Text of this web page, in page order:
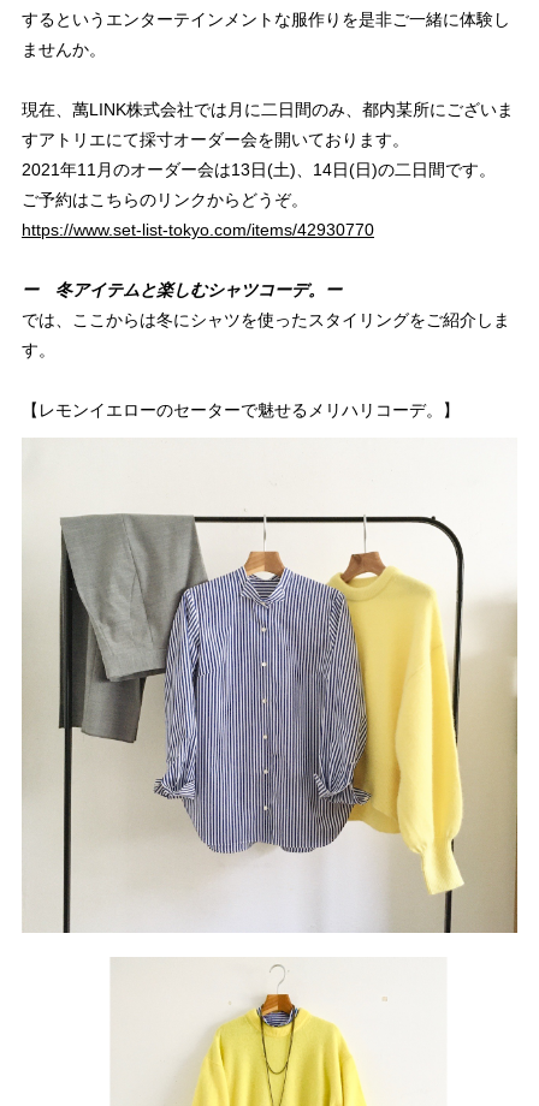
するというエンターテインメントな服作りを是非ご一緒に体験し
ませんか。
現在、萬LINK株式会社では月に二日間のみ、都内某所にございま
すアトリエにて採寸オーダー会を開いております。
2021年11月のオーダー会は13日(土)、14日(日)の二日間です。
ご予約はこちらのリンクからどうぞ。
https://www.set-list-tokyo.com/items/42930770
ー 冬アイテムと楽しむシャツコーデ。ー
では、ここからは冬にシャツを使ったスタイリングをご紹介しま
す。
【レモンイエローのセーターで魅せるメリハリコーデ。】